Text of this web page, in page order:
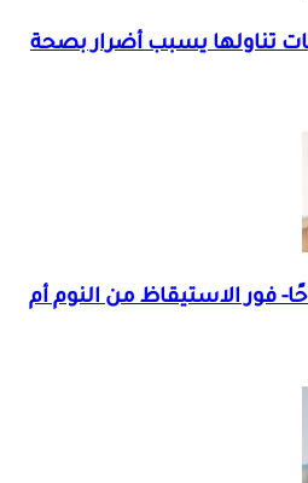
تناولها يسبب أضرار بصحة
فور الاستيقاظ من النوم أم